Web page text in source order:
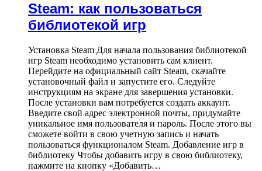
Steam: как пользоваться
библиотекой игр
Установка Steam Для начала пользования библиотекой
игр Steam необходимо установить сам клиент.
Перейдите на официальный сайт Steam, скачайте
установочный файл и запустите его. Следуйте
инструкциям на экране для завершения установки.
После установки вам потребуется создать аккаунт.
Введите свой адрес электронной почты, придумайте
уникальное имя пользователя и пароль. После этого вы
сможете войти в свою учетную запись и начать
пользоваться функционалом Steam. Добавление игр в
библиотеку Чтобы добавить игру в свою библиотеку,
нажмите на кнопку «Добавить…